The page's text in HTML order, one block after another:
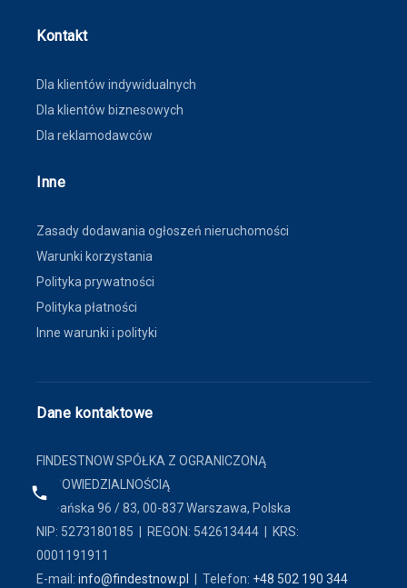
Kontakt
Dla klientów indywidualnych
Dla klientów biznesowych
Dla reklamodawców
Inne
Zasady dodawania ogłoszeń nieruchomości
Warunki korzystania
Polityka prywatności
Polityka płatności
Inne warunki i polityki
Dane kontaktowe
FINDESTNOW SPÓŁKA Z OGRANICZONĄ
ODPOWIEDZIALNOŚCIĄ
ul. Pańska 96 / 83, 00-837 Warszawa, Polska
NIP: 5273180185 | REGON: 542613444 | KRS:
0001191911
E-mail: info@findestnow.pl | Telefon: +48 502 190 344